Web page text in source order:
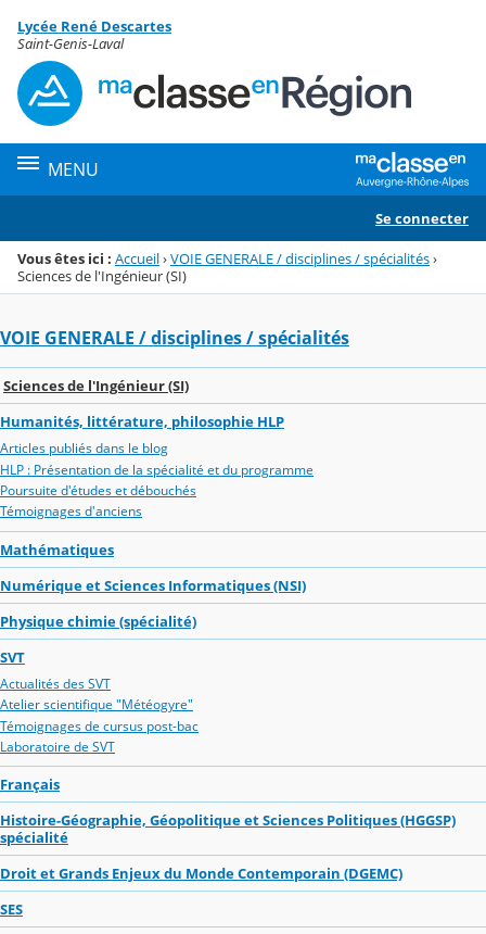
Menu de la rubrique
Contenu
Lycée René Descartes
Saint-Genis-Laval
MENU
Se connecter
Vous êtes ici : Accueil›VOIE GENERALE / disciplines / spécialités›
Sciences de l'Ingénieur (SI)
VOIE GENERALE / disciplines / spécialités
Sciences de l'Ingénieur (SI)
Humanités, littérature, philosophie HLP
Articles publiés dans le blog
HLP : Présentation de la spécialité et du programme
Poursuite d'études et débouchés
Témoignages d'anciens
Mathématiques
Numérique et Sciences Informatiques (NSI)
Physique chimie (spécialité)
SVT
Actualités des SVT
Atelier scientifique "Météogyre"
Témoignages de cursus post-bac
Laboratoire de SVT
Français
Histoire-Géographie, Géopolitique et Sciences Politiques (HGGSP)
spécialité
Droit et Grands Enjeux du Monde Contemporain (DGEMC)
SES